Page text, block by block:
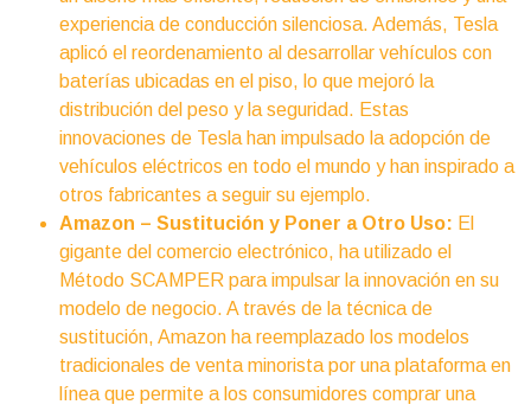
experiencia de conducción silenciosa. Además, Tesla
aplicó el reordenamiento al desarrollar vehículos con
baterías ubicadas en el piso, lo que mejoró la
distribución del peso y la seguridad. Estas
innovaciones de Tesla han impulsado la adopción de
vehículos eléctricos en todo el mundo y han inspirado a
otros fabricantes a seguir su ejemplo.
Amazon – Sustitución y Poner a Otro Uso: El
gigante del comercio electrónico, ha utilizado el
Método SCAMPER para impulsar la innovación en su
modelo de negocio. A través de la técnica de
sustitución, Amazon ha reemplazado los modelos
tradicionales de venta minorista por una plataforma en
línea que permite a los consumidores comprar una